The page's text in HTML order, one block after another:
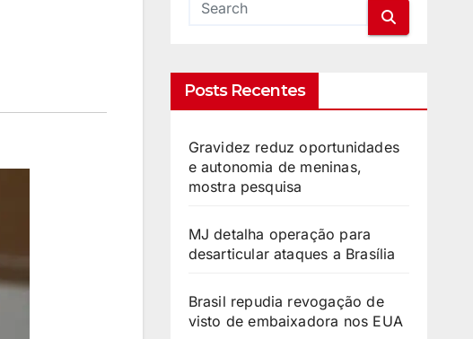
Posts Recentes
Gravidez reduz oportunidades
e autonomia de meninas,
mostra pesquisa
MJ detalha operação para
desarticular ataques a Brasília
Brasil repudia revogação de
visto de embaixadora nos EUA